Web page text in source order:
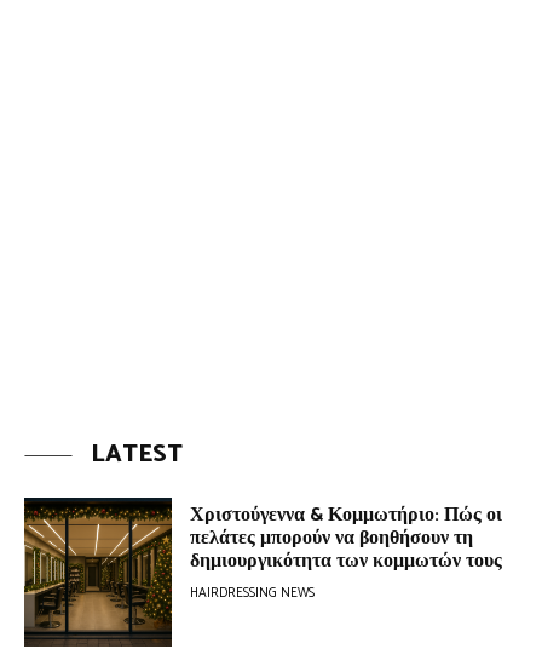
LATEST
Χριστούγεννα & Κομμωτήριο: Πώς οι
πελάτες μπορούν να βοηθήσουν τη
δημιουργικότητα των κομμωτών τους
HAIRDRESSING NEWS